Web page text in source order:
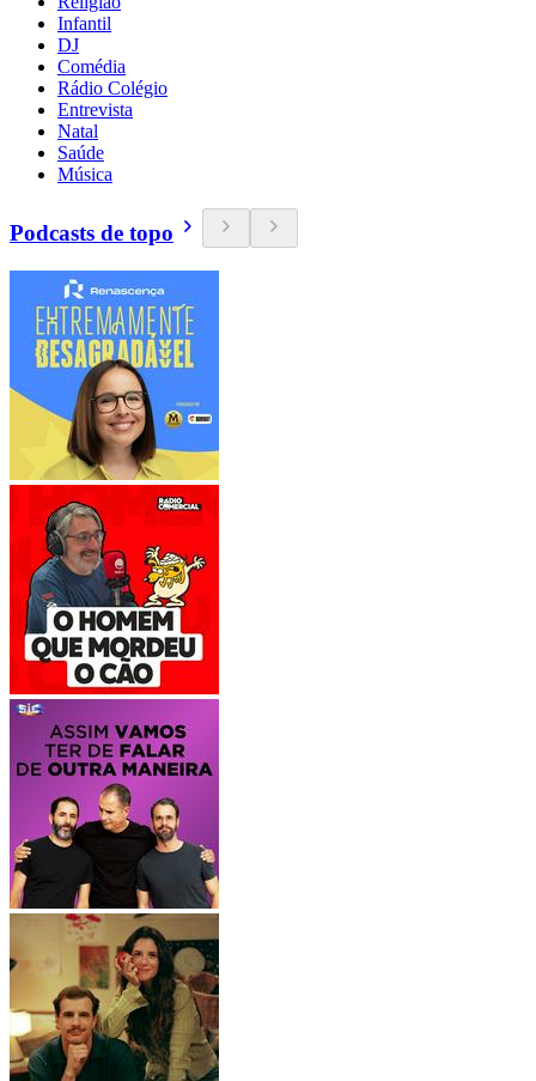
Infantil
DJ
Comédia
Rádio Colégio
Entrevista
Natal
Saúde
Música
Podcasts de topo